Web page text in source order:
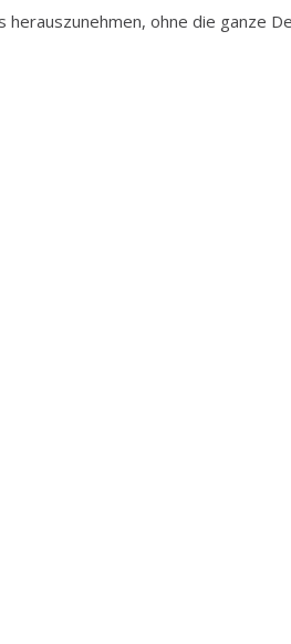
ohne die ganze